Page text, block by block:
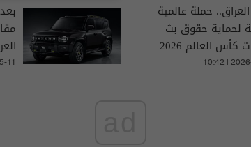
حملة عالمية
لحماية حقوق بث
كأس العالم 2026
10:42 |
11